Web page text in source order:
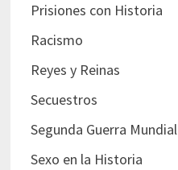
Prisiones con Historia
Racismo
Reyes y Reinas
Secuestros
Segunda Guerra Mundial
Sexo en la Historia